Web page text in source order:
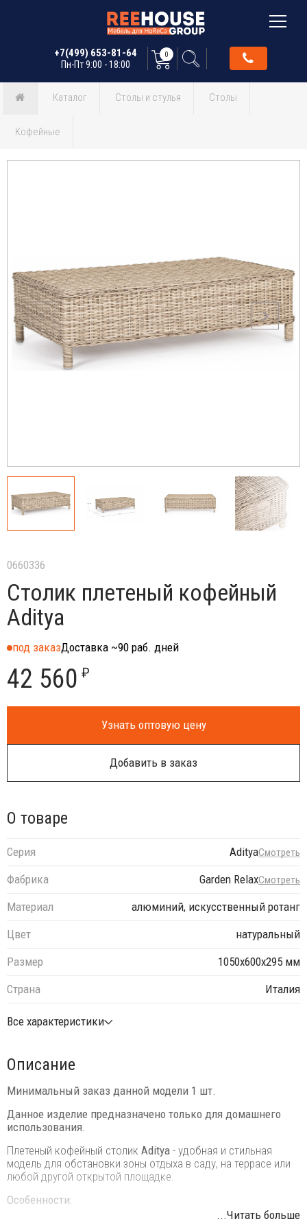
+7(499) 653-81-64
Пн-Пт 9:00 - 18:00
0
Каталог Столы и стулья Столы
Кофейные
0660336
Столик плетеный кофейный
Aditya
под заказДоставка ~90 раб. дней
42 560 ₽
Узнать оптовую цену
Добавить в заказ
О товаре
Серия AdityaСмотреть
Фабрика Garden RelaxСмотреть
Материал
алюминий, искусственный ротанг
Цвет
натуральный
Размер
1050х600х295 мм
Страна
Италия
Все характеристики
Описание
Минимальный заказ данной модели 1 шт.
Данное изделие предназначено только для домашнего
использования.
Плетеный кофейный столик Aditya - удобная и стильная
модель для обстановки зоны отдыха в саду, на террасе или
любой другой открытой площадке.
Особенности:
Каркас выполнен из алюминия с порошковым покрытием
...Читать больше